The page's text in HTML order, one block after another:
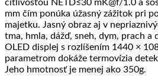
citlivosťou NETD≤30 mK@f/1.0 a
mm čím ponúka úžasný zážitok pri
majetku. Jasný obraz aj v
tma, hmla, dážď, sneh, dym, prach a
OLED displej s rozlíšením 1440 ×
parametrom dokáže termovízia
Jeho hmotnosť je menej ako 350g.